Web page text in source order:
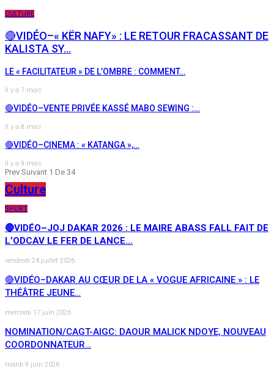
CULTURE
🔴VIDÉO–« KËR NAFY» : LE RETOUR FRACASSANT DE
KALISTA SY…
LE « FACILITATEUR » DE L’OMBRE : COMMENT…
Il y a 7 mois
🔴VIDÉO–VENTE PRIVÉE KASSÉ MABO SEWING :…
Il y a 8 mois
🔴VIDÉO–CINEMA : « KATANGA »,…
Il y a 9 mois
Prev Suivant 1 De 34
Culture
SPORT
🔴VIDÉO–JOJ DAKAR 2026 : LE MAIRE ABASS FALL FAIT DE
L’ODCAV LE FER DE LANCE…
vendredi 24 juillet 2026
🔴VIDÉO–DAKAR AU CŒUR DE LA « VOGUE AFRICAINE » : LE
THÉÂTRE JEUNE…
mercredi 17 juin 2026
NOMINATION/CAGT-AIGC: DAOUR MALICK NDOYE, NOUVEAU
COORDONNATEUR…
mardi 9 juin 2026